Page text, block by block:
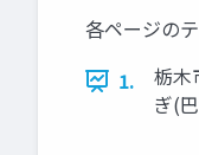
各ページの
1.
栃木
ぎ(